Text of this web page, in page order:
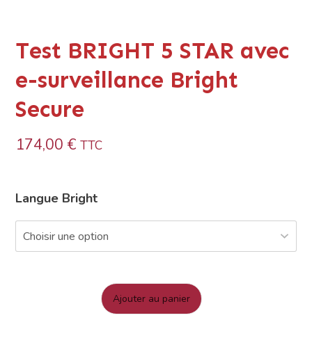
Test BRIGHT 5 STAR avec
e-surveillance Bright
Secure
174,00 € TTC
Langue Bright
Ajouter au panier